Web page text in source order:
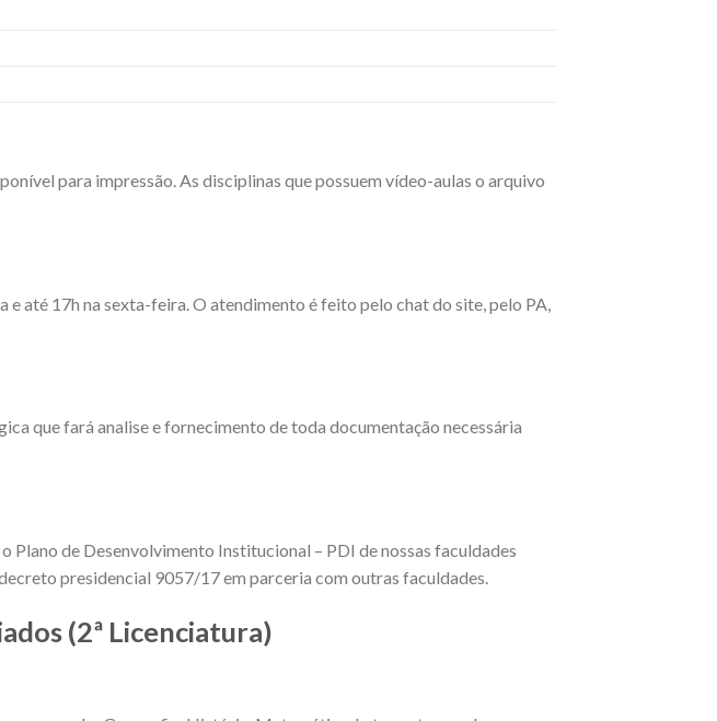
para impressão. As disciplinas que possuem vídeo-aulas o arquivo
até 17h na sexta-feira. O atendimento é feito pelo chat do site, pelo PA,
que fará analise e fornecimento de toda documentação necessária
Plano de Desenvolvimento Institucional – PDI de nossas faculdades
presidencial 9057/17 em parceria com outras faculdades.
(2ª Licenciatura)